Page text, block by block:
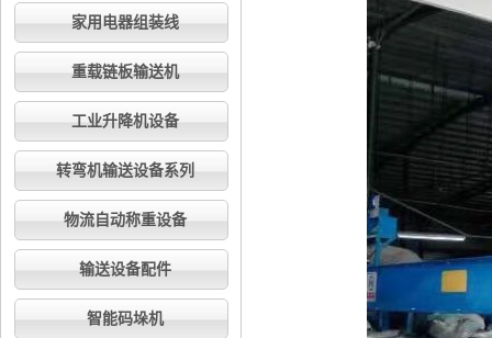
家用电器组装线
重载链板输送机
工业升降机设备
转弯机输送设备系列
物流自动称重设备
输送设备配件
智能码垛机